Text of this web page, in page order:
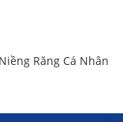
Răng Cá Nhân